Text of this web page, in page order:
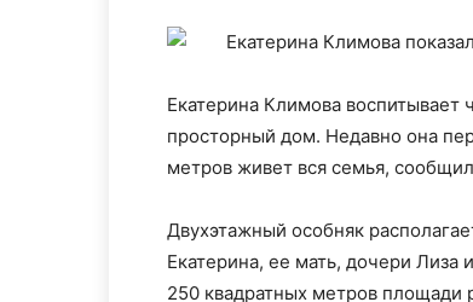
Екатерина Климова
просторный дом. Недавно она
метров живет вся семья,
Двухэтажный особняк
Екатерина, ее мать, дочери
250 квадратных метров площади